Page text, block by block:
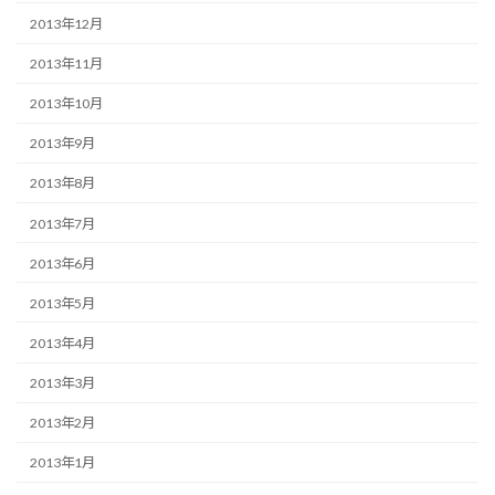
2013年12月
2013年11月
2013年10月
2013年9月
2013年8月
2013年7月
2013年6月
2013年5月
2013年4月
2013年3月
2013年2月
2013年1月